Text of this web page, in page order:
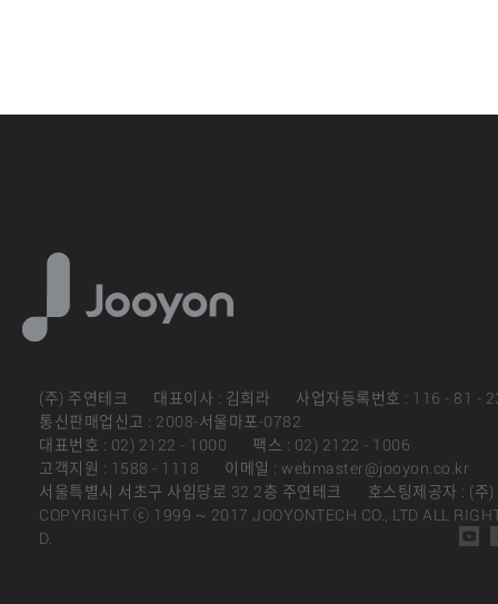
(주) 주연테크 대표이사 : 김희라
사업자등록번호 : 116 - 81 -
통신판매업신고 : 2008-서울마포-0782
대표번호 : 02) 2122 - 1000
팩스 : 02) 2122 - 1006
고객지원 : 1588 - 1118
이메일 : webmaster@jooyon.co.kr
서울특별시 서초구 사임당로 32 2층 주연테크
호스팅제공자 : (주
COPYRIGHT ⓒ 1999 ~ 2017 JOOYONTECH CO., LTD ALL
D.